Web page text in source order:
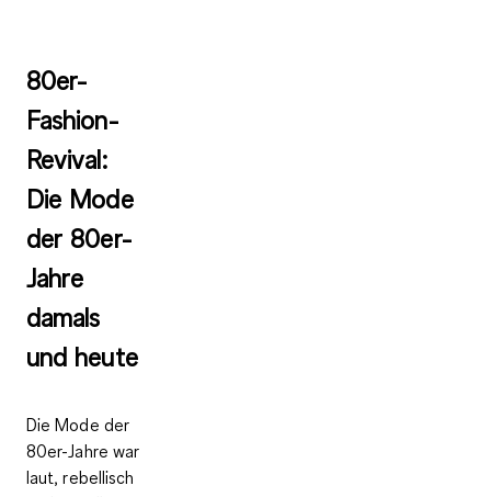
80er-
Fashion-
Revival:
Die Mode
der 80er-
Jahre
damals
und heute
Die Mode der
80er-Jahre war
laut, rebellisch